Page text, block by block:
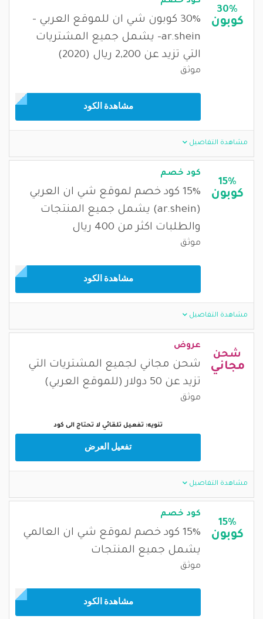
30%
كوبون
30% كوبون شي ان للموقع العربي -
ar.shein- يشمل جميع المشتريات
التي تزيد عن 2,200 ريال (2020)
موثق
مشاهدة الكود
مشاهدة التفاصيل
15%
كوبون
كود خصم
15% كود خصم لموقع شي ان العربي
(ar.shein) يشمل جميع المنتجات
والطلبات اكثر من 400 ريال
موثق
مشاهدة الكود
مشاهدة التفاصيل
شحن
مجاني
عروض
شحن مجاني لجميع المشتريات التي
تزيد عن 50 دولار (للموقع العربي)
موثق
تنويه: تفعيل تلقائي لا تحتاج الى كود
تفعيل العرض
مشاهدة التفاصيل
15%
كوبون
كود خصم
15% كود خصم لموقع شي ان العالمي
يشمل جميع المنتجات
موثق
مشاهدة الكود